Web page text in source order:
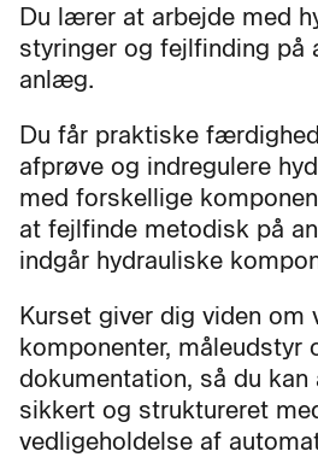
Du lærer at arbejde med
styringer og fejlfinding på
anlæg.
Du får praktiske
afprøve og indregulere
med forskellige
at fejlfinde metodisk på
indgår hydrauliske
Kurset giver dig viden om
komponenter, måleudstyr
dokumentation, så du kan
sikkert og struktureret
vedligeholdelse af